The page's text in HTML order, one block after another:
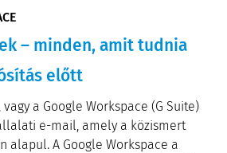
– minden, amit tudnia
előtt
a Google Workspace (G Suite)
e-mail, amely a közismert
alapul. A Google Workspace a